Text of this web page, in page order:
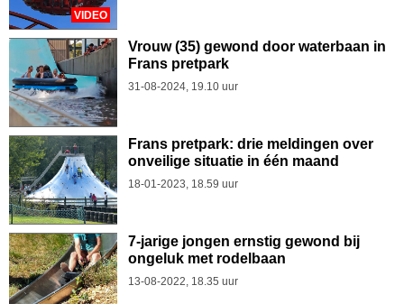
VIDEO
Vrouw (35) gewond door waterbaan in
Frans pretpark
31-08-2024, 19.10 uur
Frans pretpark: drie meldingen over
onveilige situatie in één maand
18-01-2023, 18.59 uur
7-jarige jongen ernstig gewond bij
ongeluk met rodelbaan
13-08-2022, 18.35 uur